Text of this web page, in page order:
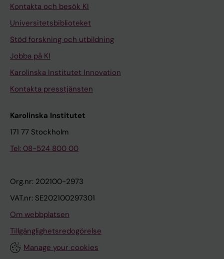
Kontakta och besök KI
Universitetsbiblioteket
Stöd forskning och utbildning
Jobba på KI
Karolinska Institutet Innovation
Kontakta presstjänsten
Karolinska Institutet
171 77 Stockholm
Tel: 08-524 800 00
Org.nr: 202100-2973
VAT.nr: SE202100297301
Om webbplatsen
Tillgänglighetsredogörelse
Manage your cookies